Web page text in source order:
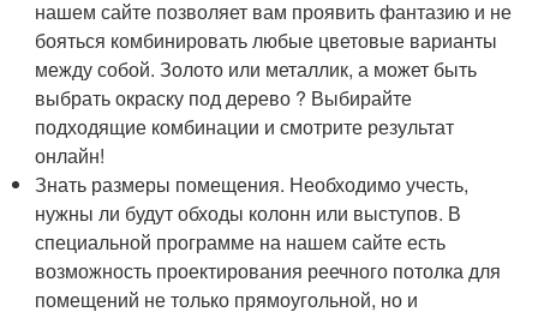
нашем сайте позволяет вам проявить фантазию и не
бояться комбинировать любые цветовые варианты
между собой. Золото или металлик, а может быть
выбрать окраску под дерево ? Выбирайте
подходящие комбинации и смотрите результат
онлайн!
Знать размеры помещения. Необходимо учесть,
нужны ли будут обходы колонн или выступов. В
специальной программе на нашем сайте есть
возможность проектирования реечного потолка для
помещений не только прямоугольной, но и